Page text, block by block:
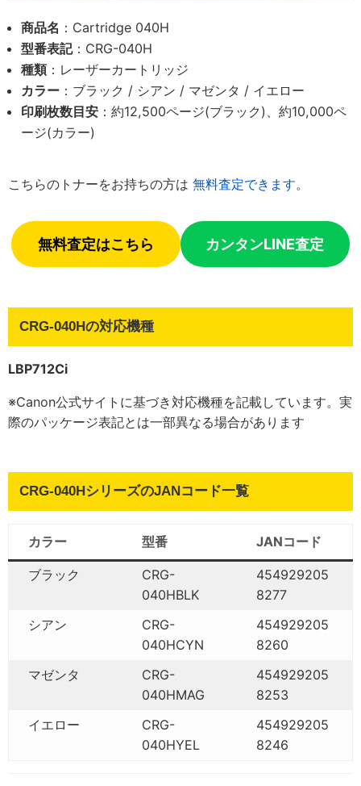
商品名 ：Cartridge 040H
型番表記：CRG-040H
種類：レーザーカートリッジ
カラー ：ブラック / シアン / マゼンタ / イエロー
印刷枚数目安 ：約12,500ページ(ブラック)、約10,000ペ
ージ(カラー)
こちらのトナーをお持ちの方は 無料査定できます。
無料査定はこちら カンタンLINE査定
CRG-040Hの対応機種
LBP712Ci
※Canon公式サイトに基づき対応機種を記載しています。実
際のパッケージ表記とは一部異なる場合があります
CRG-040HシリーズのJANコード一覧
カラー 型番 JANコード
ブラック
CRG-
040HBLK
454929205
8277
シアン
CRG-
040HCYN
454929205
8260
マゼンタ
CRG-
040HMAG
454929205
8253
イエロー
CRG-
040HYEL
454929205
8246